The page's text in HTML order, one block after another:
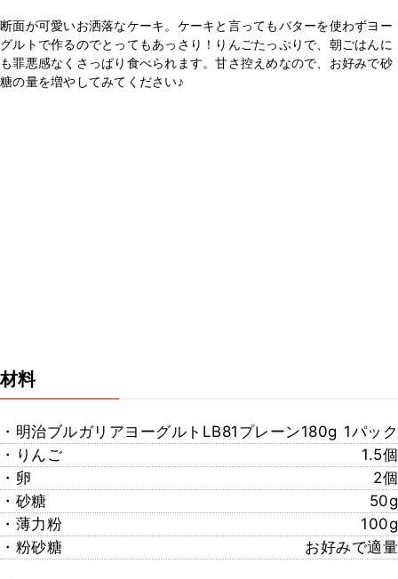
断面が可愛いお洒落なケーキ。ケーキと言ってもバターを使わずヨー
グルトで作るのでとってもあっさり！りんごたっぷりで、朝ごはんに
も罪悪感なくさっぱり食べられます。甘さ控えめなので、お好みで砂
糖の量を増やしてみてください♪
材料
・明治ブルガリアヨーグルトLB81プレーン180g 1パック
・りんご
1.5個
・卵
2個
・砂糖
50g
・薄力粉
100g
・粉砂糖
お好みで適量